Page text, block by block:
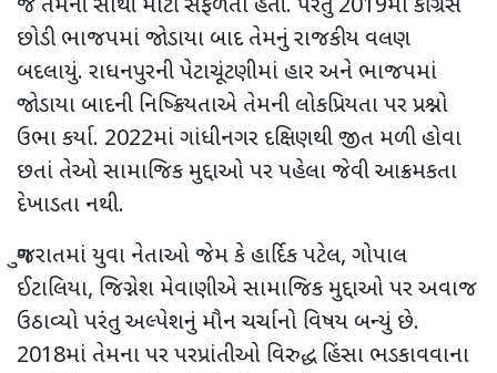
જે તેમની સૌથી મોટી સફળતા હતી. પરંતુ 2019માં કોંગ્રેસ
છોડી ભાજપમાં જોડાયા બાદ તેમનું રાજકીય વલણ
બદલાયું. રાધનપુરની પેટાચૂંટણીમાં હાર અને ભાજપમાં
જોડાયા બાદની નિષ્ક્રિયતાએ તેમની લોકપ્રિયતા પર પ્રશ્નો
ઉભા કર્યા. 2022માં ગાંધીનગર દક્ષિણથી જીત મળી હોવા
છતાં તેઓ સામાજિક મુદ્દાઓ પર પહેલા જેવી આક્રમકતા
દેખાડતા નથી.
ગુજરાતમાં યુવા નેતાઓ જેમ કે હાર્દિક પટેલ, ગોપાલ
ઈટાલિયા, જિગ્નેશ મેવાણીએ સામાજિક મુદ્દાઓ પર અવાજ
ઉઠાવ્યો પરંતુ અલ્પેશનું મૌન ચર્ચાનો વિષય બન્યું છે.
2018માં તેમના પર પરપ્રાંતીઓ વિરુદ્ધ હિંસા ભડકાવવાના